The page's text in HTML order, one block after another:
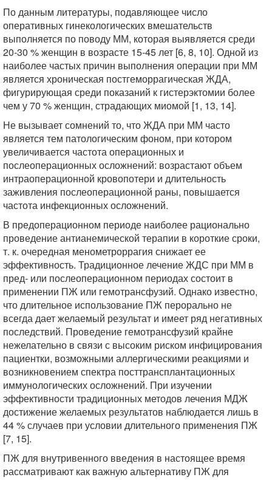
По данным литературы, подавляющее число
оперативных гинекологических вмешательств
выполняется по поводу ММ, которая выявляется среди
20-30 % женщин в возрасте 15-45 лет [6, 8, 10]. Одной из
наиболее частых причин выполнения операции при ММ
является хроническая постгеморрагическая ЖДА,
фигурирующая среди показаний к гистерэктомии более
чем у 70 % женщин, страдающих миомой [1, 13, 14].
Не вызывает сомнений то, что ЖДА при ММ часто
является тем патологическим фоном, при котором
увеличивается частота операционных и
послеоперационных осложнений: возрастают объем
интраоперационной кровопотери и длительность
заживления послеоперационной раны, повышается
частота инфекционных осложнений.
В предоперационном периоде наиболее рационально
проведение антианемической терапии в короткие сроки,
т. к. очередная менометроррагия снижает ее
эффективность. Традиционное лечение ЖДС при ММ в
пред- или послеоперационном периодах состоит в
применении ПЖ или гемотрансфузий. Однако известно,
что длительное использование ПЖ перорально не
всегда дает желаемый результат и имеет ряд негативных
последствий. Проведение гемотрансфузий крайне
нежелательно в связи с высоким риском инфицирования
пациентки, возможными аллергическими реакциями и
возникновением спектра посттрансплантационных
иммунологических осложнений. При изучении
эффективности традиционных методов лечения МДЖ
достижение желаемых результатов наблюдается лишь в
44 % случаев при условии длительного применения ПЖ
[7, 15].
ПЖ для внутривенного введения в настоящее время
рассматривают как важную альтернативу ПЖ для